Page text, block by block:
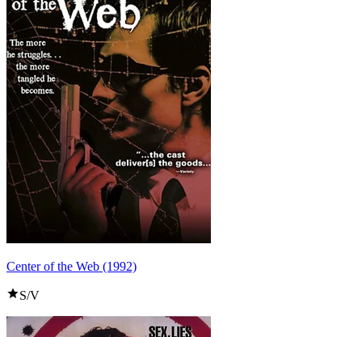
Center of the Web (1992)
S/V